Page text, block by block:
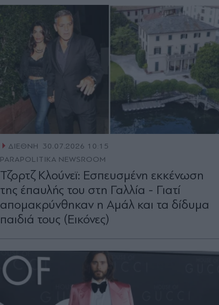
ΔΙΕΘΝΗ
30.07.2026 10:15
PARAPOLITIKA NEWSROOM
Τζορτζ Κλούνεϊ: Εσπευσμένη εκκένωση
της έπαυλής του στη Γαλλία - Γιατί
απομακρύνθηκαν η Αμάλ και τα δίδυμα
παιδιά τους (Εικόνες)